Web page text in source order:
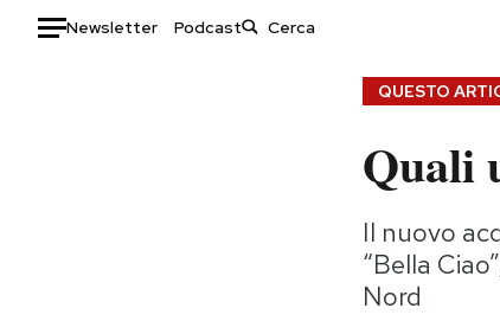
Newsletter Podcast
Consumismi
Storie/Idee
QUESTO
Quali
Il nuovo
“Bella
Nord